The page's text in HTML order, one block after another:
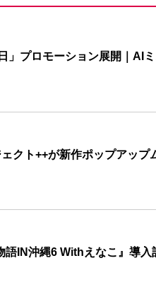
」プロモーション展開｜AI
クト++が新作ポップアップ
語IN沖縄6 Withえなこ』導